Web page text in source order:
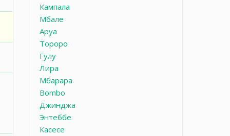
Кампала
Мбале
Аруа
Тороро
Гулу
Лира
Мбарара
Bombo
Джинджа
Энтеббе
Касесе